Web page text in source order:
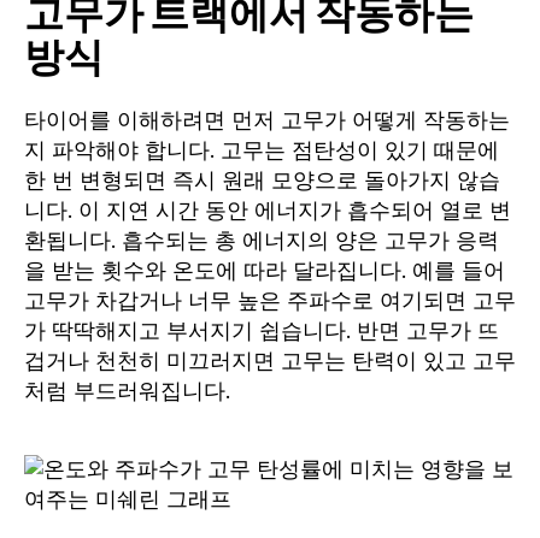
고무가 트랙에서 작동하는
방식
타이어를 이해하려면 먼저 고무가 어떻게 작동하는
지 파악해야 합니다. 고무는 점탄성이 있기 때문에
한 번 변형되면 즉시 원래 모양으로 돌아가지 않습
니다. 이 지연 시간 동안 에너지가 흡수되어 열로 변
환됩니다. 흡수되는 총 에너지의 양은 고무가 응력
을 받는 횟수와 온도에 따라 달라집니다. 예를 들어
고무가 차갑거나 너무 높은 주파수로 여기되면 고무
가 딱딱해지고 부서지기 쉽습니다. 반면 고무가 뜨
겁거나 천천히 미끄러지면 고무는 탄력이 있고 고무
처럼 부드러워집니다.